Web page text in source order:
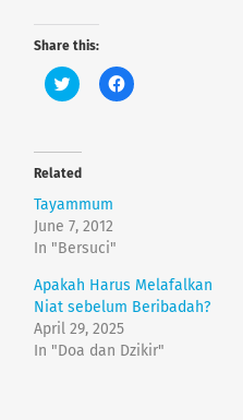
Share this:
C
l
t
o
s
a
r
e
o
T
w
i
t
t
e
C
l
F
a
c
o
Related
Tayammum
June 7, 2012
In "Bersuci"
Apakah Harus Melafalkan
Niat sebelum Beribadah?
April 29, 2025
In "Doa dan Dzikir"